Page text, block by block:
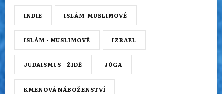
INDIE ISLÁM-MUSLIMOVÉ
ISLÁM - MUSLIMOVÉ IZRAEL
JUDAISMUS - ŽIDÉ JÓGA
KMENOVÁ NÁBOŽENSTVÍ